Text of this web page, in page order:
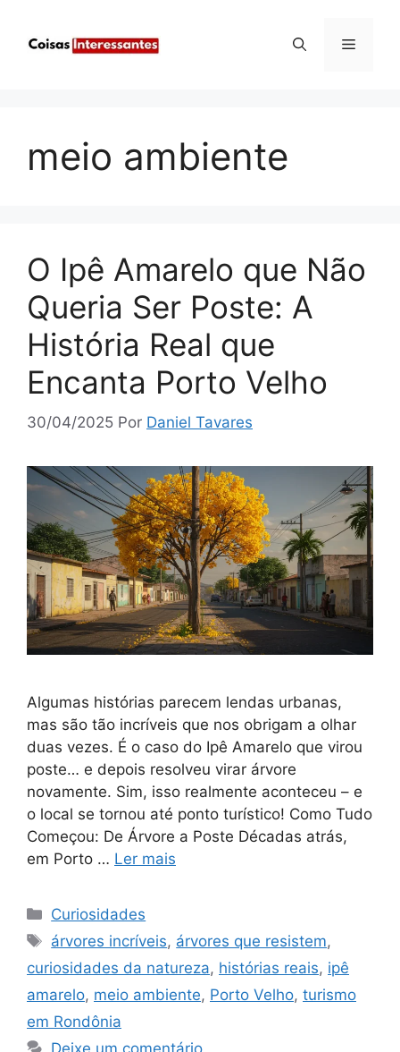
Menu
meio ambiente
O Ipê Amarelo que Não
Queria Ser Poste: A
História Real que
Encanta Porto Velho
30/04/2025 Por Daniel Tavares
Algumas histórias parecem lendas urbanas,
mas são tão incríveis que nos obrigam a olhar
duas vezes. É o caso do Ipê Amarelo que virou
poste… e depois resolveu virar árvore
novamente. Sim, isso realmente aconteceu – e
o local se tornou até ponto turístico! Como Tudo
Começou: De Árvore a Poste Décadas atrás,
em Porto … Ler mais
Categorias
Curiosidades
Tags
árvores incríveis, árvores que resistem,
curiosidades da natureza, histórias reais, ipê
amarelo, meio ambiente, Porto Velho, turismo
em Rondônia